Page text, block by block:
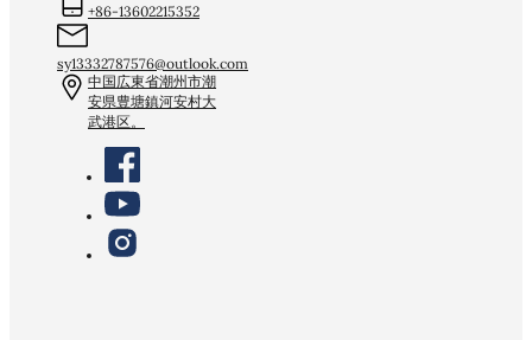
+86-13602215352
sy13332787576@outlook.com
中国広東省潮州市潮
安県豊塘鎮河安村大
武港区。